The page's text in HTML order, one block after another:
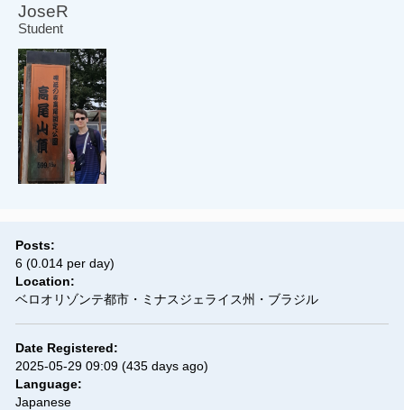
JoseR
Student
Posts:
6 (0.014 per day)
Location:
ベロオリゾンテ都市・ミナスジェライス州・ブラジル
Date Registered:
2025-05-29 09:09 (435 days ago)
Language:
Japanese